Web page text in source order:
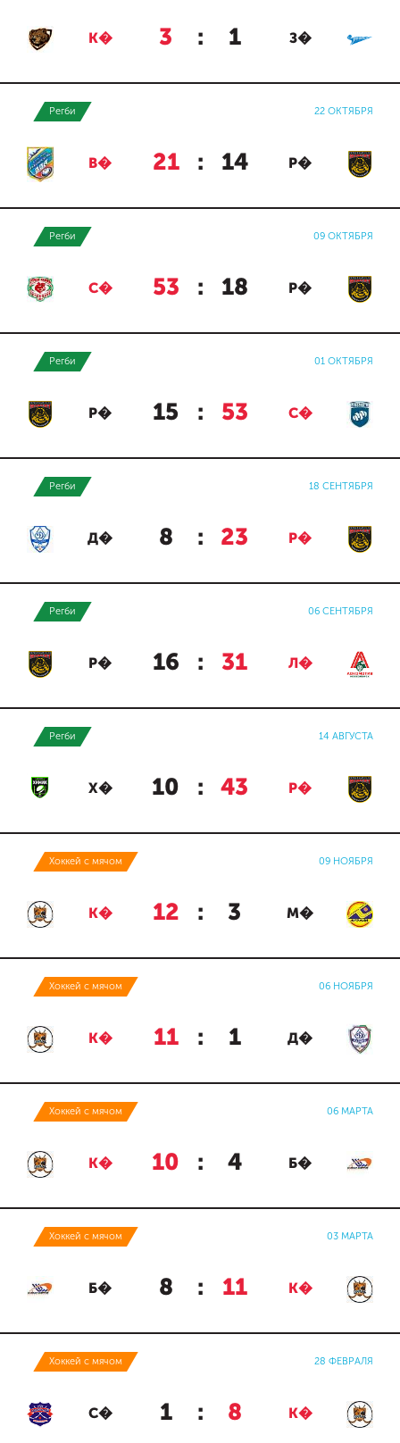
К� 3 : 1 З�
Регби 22 ОКТЯБРЯ
В� 21 : 14 Р�
Регби 09 ОКТЯБРЯ
С� 53 : 18 Р�
Регби 01 ОКТЯБРЯ
Р� 15 : 53 С�
Регби 18 СЕНТЯБРЯ
Д� 8 : 23 Р�
Регби 06 СЕНТЯБРЯ
Р� 16 : 31 Л�
Регби 14 АВГУСТА
Х� 10 : 43 Р�
Хоккей с мячом 09 НОЯБРЯ
К� 12 : 3 М�
Хоккей с мячом 06 НОЯБРЯ
К� 11 : 1 Д�
Хоккей с мячом 06 МАРТА
К� 10 : 4 Б�
Хоккей с мячом 03 МАРТА
Б� 8 : 11 К�
Хоккей с мячом 28 ФЕВРАЛЯ
С� 1 : 8 К�